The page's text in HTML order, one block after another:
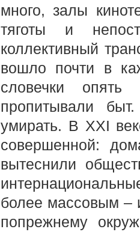
много, залы
тяготы и
коллективный
вошло почти в
словечки
пропитывали
умирать. В XXI
совершенной:
вытеснили
более массовым
попрежнему